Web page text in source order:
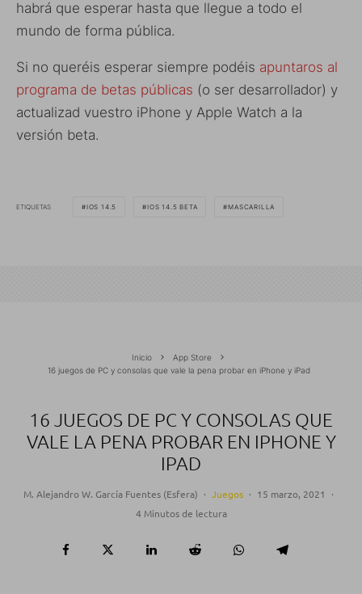
habrá que esperar hasta que llegue a todo el
mundo de forma pública.
Si no queréis esperar siempre podéis apuntaros al
programa de betas públicas (o ser desarrollador) y
actualizad vuestro iPhone y Apple Watch a la
versión beta.
ETIQUETAS IOS 14.5 IOS 14.5 BETA MASCARILLA
Inicio
App Store
16 juegos de PC y consolas que vale la pena probar en iPhone y iPad
16 JUEGOS DE PC Y CONSOLAS QUE
VALE LA PENA PROBAR EN IPHONE Y
IPAD
M. Alejandro W. García Fuentes (Esfera) · Juegos · 15 marzo, 2021
·
4 Minutos de lectura